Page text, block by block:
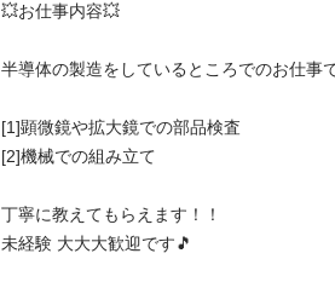
💥お仕事内容💥
半導体の製造をしているところでのお仕事
[1]顕微鏡や拡大鏡での部品検査
[2]機械での組み立て
丁寧に教えてもらえます！！
未経験 大大大歓迎です🎵